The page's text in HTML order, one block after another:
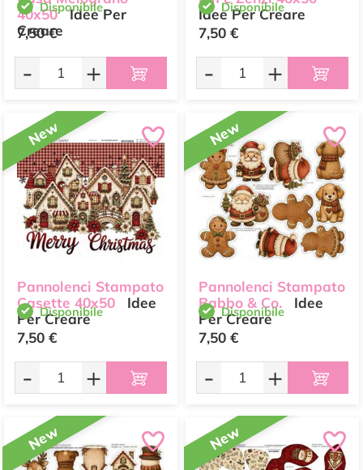
40x50 Idee Per
Creare
Disponibile
7,50 €
- +
Idee Per Creare
Disponibile
7,50 €
- +
New
Pannolenci Stampato
Casette 40x50
Idee
Per Creare
Disponibile
7,50 €
- +
New
Pannolenci Stampato
Babbo & Co.
Idee
Per Creare
Disponibile
7,50 €
- +
New New